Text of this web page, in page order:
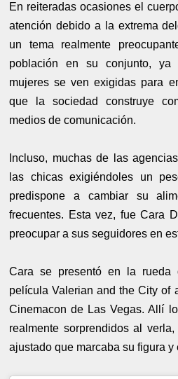
En reiteradas ocasiones el
atención debido a la extrema
un tema realmente
población en su conjunto,
mujeres se ven exigidas para
que la sociedad construye
medios de comunicación.
Incluso, muchas de las
las chicas exigiéndoles un
predispone a cambiar su
frecuentes. Esta vez, fue Cara
preocupar a sus seguidores en
Cara se presentó en la rueda
película Valerian and the City of
Cinemacon de Las Vegas. Allí
realmente sorprendidos al
ajustado que marcaba su figura y